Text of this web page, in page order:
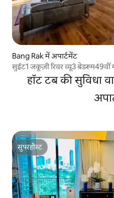
Bang Rak में अपार्टमेंट
सुईट1 जकूज़ी रिवर व्यू3 बेडरूम49वीं
हॉट टब की सुविधा
सुपरहोस्ट
सुपरहोस्ट